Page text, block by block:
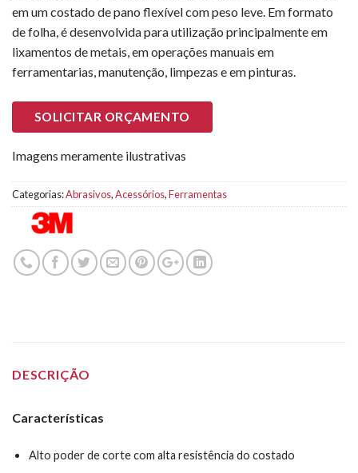
em um costado de pano flexível com peso leve. Em formato
de folha, é desenvolvida para utilização principalmente em
lixamentos de metais, em operações manuais em
ferramentarias, manutenção, limpezas e em pinturas.
SOLICITAR ORÇAMENTO
Imagens meramente ilustrativas
Categorias:Abrasivos,Acessórios,Ferramentas
DESCRIÇÃO
Características
Alto poder de corte com alta resistência do costado